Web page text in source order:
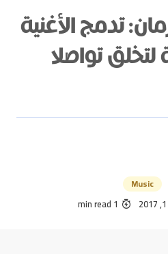
تدمج الأغنية
لتخلق تواصلا
Music
1 min read